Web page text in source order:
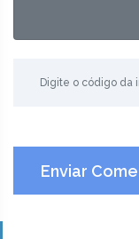
Enviar